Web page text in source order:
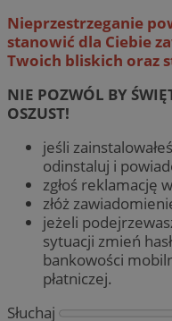
Nieprzestrzeganie
stanowić dla Ciebie
Twoich bliskich oraz
NIE POZWÓL BY
OSZUST!
jeśli
odinstaluj i
zgłoś reklamację
złóż
jeżeli
sytuacji zmień
bankowości
płatniczej.
Słuchaj